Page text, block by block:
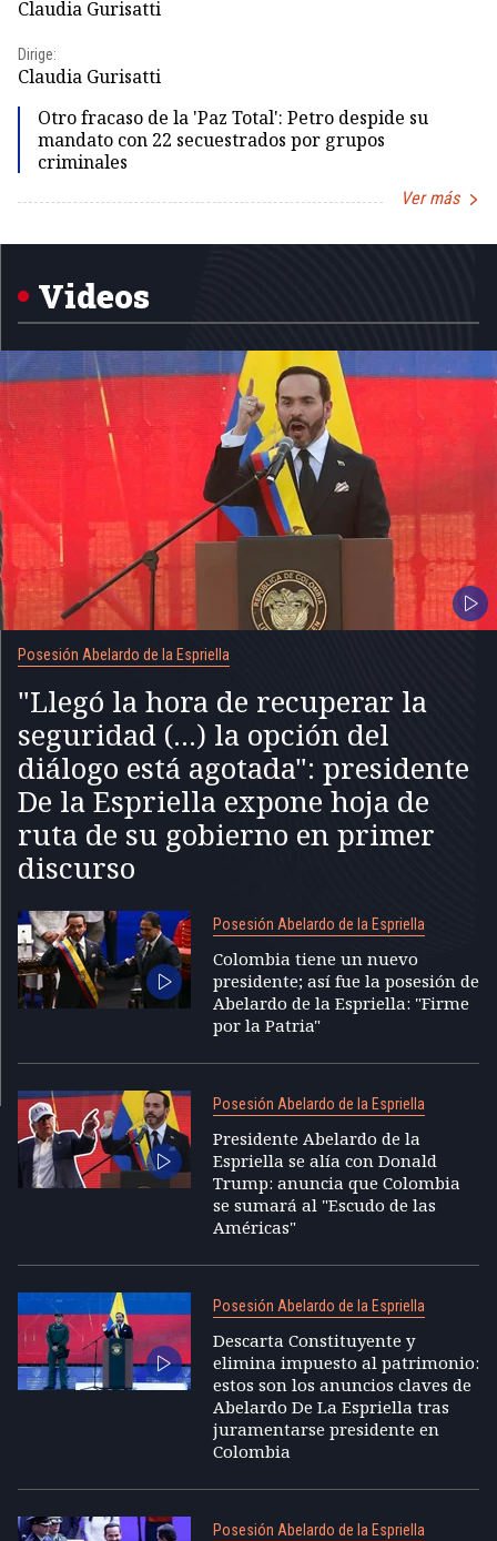
Claudia Gurisatti
Dirige:
Claudia Gurisatti
Otro fracaso de la 'Paz Total': Petro despide su
mandato con 22 secuestrados por grupos
criminales
Ver más
1
Videos
Posesión Abelardo de la Espriella
"Llegó la hora de recuperar la
seguridad (...) la opción del
diálogo está agotada": presidente
De la Espriella expone hoja de
ruta de su gobierno en primer
discurso
Posesión Abelardo de la Espriella
Colombia tiene un nuevo
presidente; así fue la posesión de
Abelardo de la Espriella: "Firme
por la Patria"
Posesión Abelardo de la Espriella
Presidente Abelardo de la
Espriella se alía con Donald
Trump: anuncia que Colombia
se sumará al "Escudo de las
Américas"
Posesión Abelardo de la Espriella
Descarta Constituyente y
elimina impuesto al patrimonio:
estos son los anuncios claves de
Abelardo De La Espriella tras
juramentarse presidente en
Colombia
Posesión Abelardo de la Espriella